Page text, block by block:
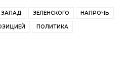
ЗАПАД ЗЕЛЕНСКОГО НАПРОЧЬ
ПОЛИТИКА